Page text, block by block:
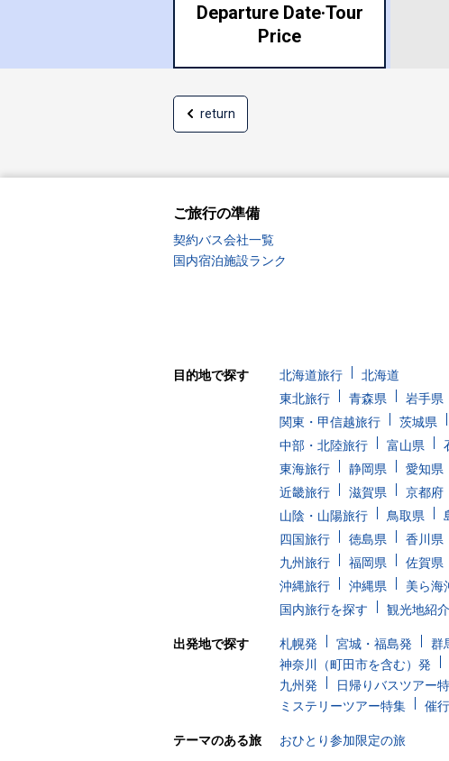
Departure Date·Tour
Price
return
ご旅行の準備
契約バス会社一覧
国内宿泊施設ランク
目的地で探す 北海道旅行
北海道
東北旅行
青森県 岩手県
関東・甲信越旅行
茨城県
中部・北陸旅行
富山県
東海旅行
静岡県 愛知県
近畿旅行
滋賀県 京都府
山陰・山陽旅行
鳥取県
四国旅行
徳島県 香川県
九州旅行
福岡県 佐賀県
沖縄旅行
沖縄県
美ら海
国内旅行を探す
観光地紹介
出発地で探す 札幌発 宮城・福島発 群
神奈川（町田市を含む）発
九州発
日帰りバスツアー
ミステリーツアー特集
催
テーマのある旅 おひとり参加限定の旅